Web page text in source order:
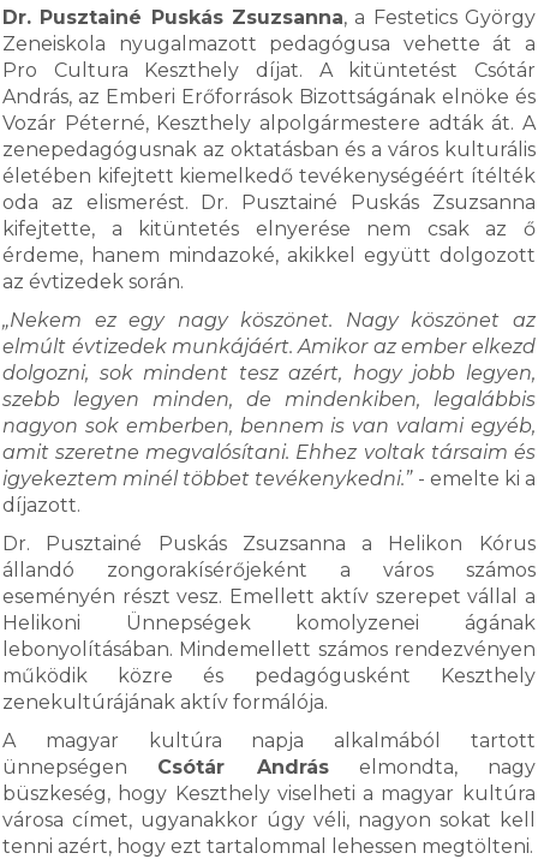
Dr. Pusztainé Puskás Zsuzsanna, a Festetics György
Zeneiskola nyugalmazott pedagógusa vehette át a
Pro Cultura Keszthely díjat. A kitüntetést Csótár
András, az Emberi Erőforrások Bizottságának elnöke és
Vozár Péterné, Keszthely alpolgármestere adták át. A
zenepedagógusnak az oktatásban és a város kulturális
életében kifejtett kiemelkedő tevékenységéért ítélték
oda az elismerést. Dr. Pusztainé Puskás Zsuzsanna
kifejtette, a kitüntetés elnyerése nem csak az ő
érdeme, hanem mindazoké, akikkel együtt dolgozott
az évtizedek során.
„Nekem ez egy nagy köszönet. Nagy köszönet az
elmúlt évtizedek munkájáért. Amikor az ember elkezd
dolgozni, sok mindent tesz azért, hogy jobb legyen,
szebb legyen minden, de mindenkiben, legalábbis
nagyon sok emberben, bennem is van valami egyéb,
amit szeretne megvalósítani. Ehhez voltak társaim és
igyekeztem minél többet tevékenykedni.”- emelte ki a
díjazott.
Dr. Pusztainé Puskás Zsuzsanna a Helikon Kórus
állandó zongorakísérőjeként a város számos
eseményén részt vesz. Emellett aktív szerepet vállal a
Helikoni Ünnepségek komolyzenei ágának
lebonyolításában. Mindemellett számos rendezvényen
működik közre és pedagógusként Keszthely
zenekultúrájának aktív formálója.
A magyar kultúra napja alkalmából tartott
ünnepségen Csótár Andráselmondta, nagy
büszkeség, hogy Keszthely viselheti a magyar kultúra
városa címet, ugyanakkor úgy véli, nagyon sokat kell
tenni azért, hogy ezt tartalommal lehessen megtölteni.